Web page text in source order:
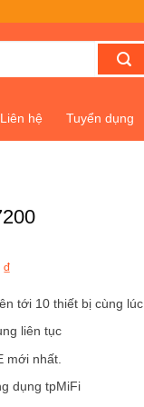
Liên hệ Tuyển dụng
₫
hiện
tại
là:
1.225.000 ₫.
tới 10 thiết bị cùng lúc
liên tục
mới nhất.
dụng tpMiFi